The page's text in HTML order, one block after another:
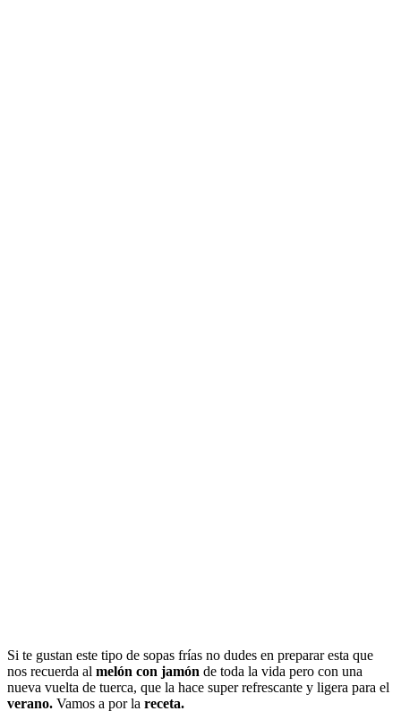
Si te gustan este tipo de sopas frías no dudes en preparar esta que
nos recuerda al melón con jamón de toda la vida pero con una
nueva vuelta de tuerca, que la hace super refrescante y ligera para el
verano. Vamos a por la receta.